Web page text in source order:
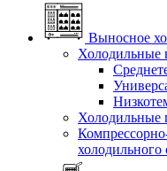
Выносное
Холодильные
Холодильные
холодильного